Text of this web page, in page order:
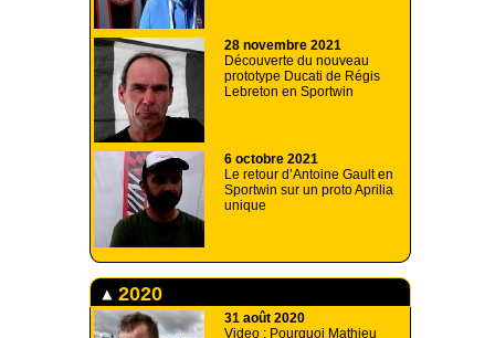
28 novembre 2021
Découverte du nouveau
prototype Ducati de Régis
Lebreton en Sportwin
6 octobre 2021
Le retour d’Antoine Gault en
Sportwin sur un proto Aprilia
unique
2020
31 août 2020
Video : Pourquoi Mathieu